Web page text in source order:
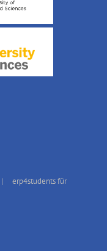
erp4students für